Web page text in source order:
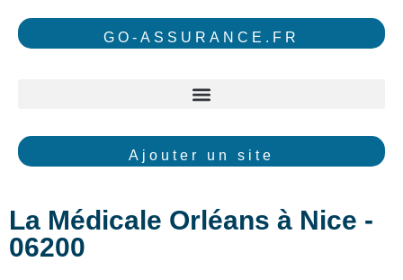
GO-ASSURANCE.FR
Ajouter un site
La Médicale Orléans à Nice -
06200